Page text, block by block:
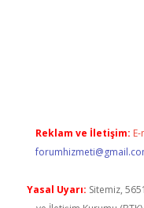
Reklam ve İletişim:
Yasal Uyarı: Sitemiz,